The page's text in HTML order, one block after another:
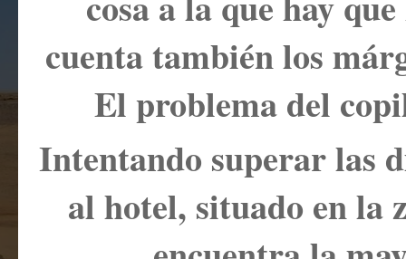
cuenta también los
El problema del
Intentando superar las
al hotel, situado en la